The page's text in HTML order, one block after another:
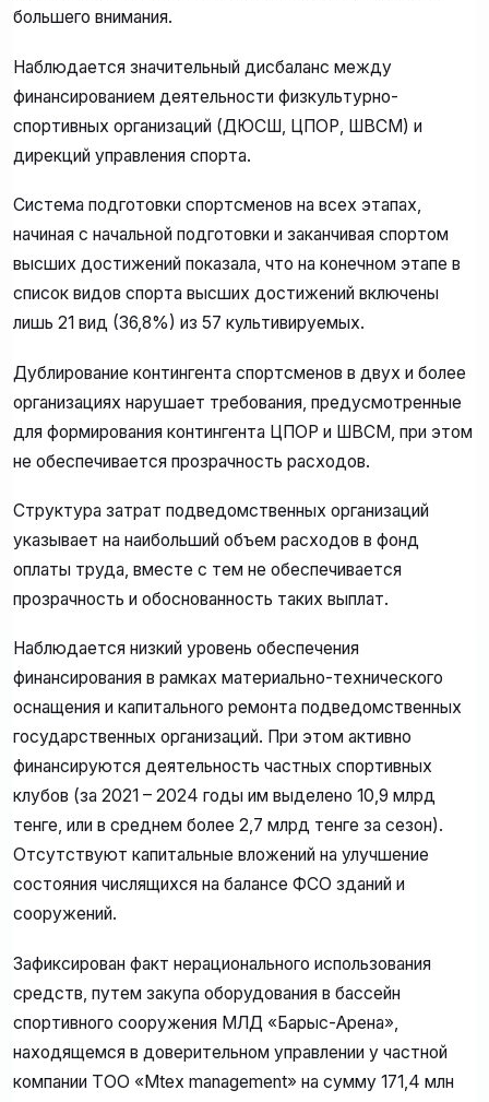
большего внимания.
Наблюдается значительный дисбаланс между
финансированием деятельности физкультурно-
спортивных организаций (ДЮСШ, ЦПОР, ШВСМ) и
дирекций управления спорта.
Система подготовки спортсменов на всех этапах,
начиная с начальной подготовки и заканчивая спортом
высших достижений показала, что на конечном этапе в
список видов спорта высших достижений включены
лишь 21 вид (36,8%) из 57 культивируемых.
Дублирование контингента спортсменов в двух и более
организациях нарушает требования, предусмотренные
для формирования контингента ЦПОР и ШВСМ, при этом
не обеспечивается прозрачность расходов.
Структура затрат подведомственных организаций
указывает на наибольший объем расходов в фонд
оплаты труда, вместе с тем не обеспечивается
прозрачность и обоснованность таких выплат.
Наблюдается низкий уровень обеспечения
финансирования в рамках материально-технического
оснащения и капитального ремонта подведомственных
государственных организаций. При этом активно
финансируются деятельность частных спортивных
клубов (за 2021 – 2024 годы им выделено 10,9 млрд
тенге, или в среднем более 2,7 млрд тенге за сезон).
Отсутствуют капитальные вложений на улучшение
состояния числящихся на балансе ФСО зданий и
сооружений.
Зафиксирован факт нерационального использования
средств, путем закупа оборудования в бассейн
спортивного сооружения МЛД «Барыс-Арена»,
находящемся в доверительном управлении у частной
компании ТОО «Mtex management» на сумму 171,4 млн